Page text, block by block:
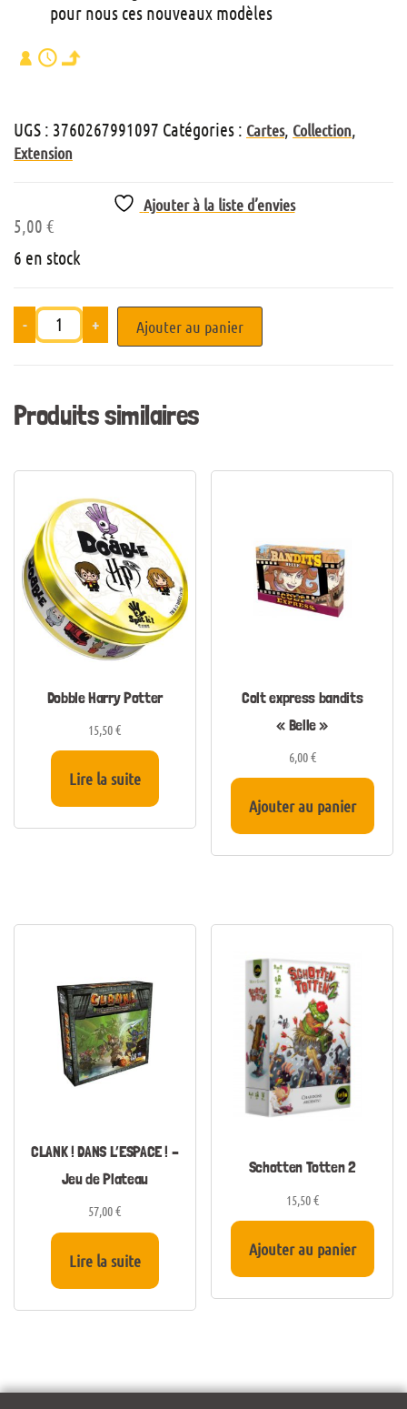
pour nous ces nouveaux modèles
UGS : 3760267991097 Catégories : Cartes, Collection
Extension
Ajouter à la liste d’envies
5,00 €
6 en stock
- + Ajouter au panier
Produits similaires
Dobble Harry Potter
15,50€
Lire la suite
Colt express bandits
« Belle »
6,00€
Ajouter au panier
CLANK ! DANS L’ESPACE ! –
Jeu de Plateau
57,00€
Lire la suite
Schotten Totten 2
15,50€
Ajouter au panier